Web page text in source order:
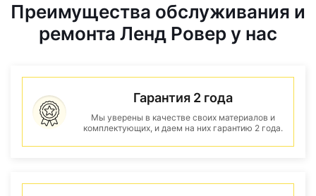
Преимущества обслуживания и
ремонта Ленд Ровер у нас
Гарантия 2 года
Мы уверены в качестве своих материалов и
комплектующих, и даем на них гарантию 2 года.